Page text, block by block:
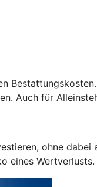
Auch für
ohne
eines Wertverlusts.